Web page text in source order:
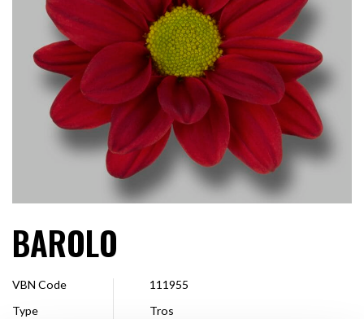
NEDERLANDS DEUTSCH POLSKI
BAROLO
VBN Code
111955
Type
Tros